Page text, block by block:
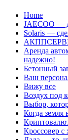
Перейти
содержанию
Home
JAECOO —
Solaris —
Аренда
надежно!
Бетонный
Ваш
Вижу все
Воздух под
Выбор,
Когда земля
Кроссовер с